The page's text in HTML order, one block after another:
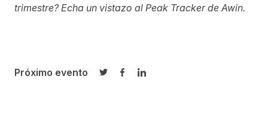
trimestre?Echa un vistazo al Peak Tracker de Awin.
Próximo evento
Compartir en Twitter
Compartir en Facebook
Compartir en LinkedIn